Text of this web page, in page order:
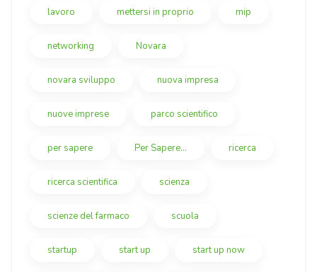
lavoro mettersi in proprio mip
networking Novara
novara sviluppo nuova impresa
nuove imprese parco scientifico
per sapere Per Sapere... ricerca
ricerca scientifica scienza
scienze del farmaco scuola
startup start up start up now